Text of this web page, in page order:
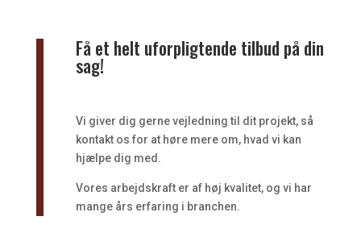
Få et helt uforpligtende tilbud på din
sag!
Vi giver dig gerne vejledning til dit projekt, så
kontakt os for at høre mere om, hvad vi kan
hjælpe dig med.
Vores arbejdskraft er af høj kvalitet, og vi har
mange års erfaring i branchen.